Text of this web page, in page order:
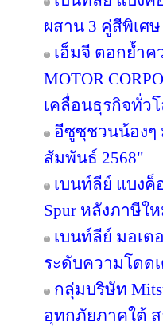
ผสาน 3 คู่สีพิเศ
เอ็มจี ตอกย้ำค
MOTOR
เคลื่อนธุรกิจทั่ว
อีซูซุชวนน้องๆ
สัมพันธ์ 2568"
เบนท์ลีย์ แบงค็
Spur หลังภาษีใ
เบนท์ลีย์ มอเต
ระดับความโดด
กลุ่มบริษัท
อุทกภัยภาคใต้ ส